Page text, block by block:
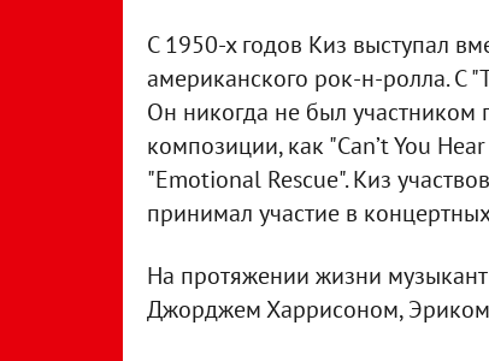
С 1950-х годов Киз выступал
американского рок-н-ролла. С
Он никогда не был участником
композиции, как "Can’t You
"Emotional Rescue". Киз
принимал участие в
На протяжении жизни
Джорджем Харрисоном,